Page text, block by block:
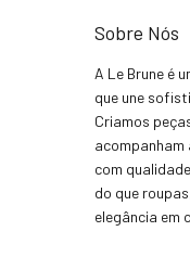
Sobre Nós
A Le Brune é
que une
Criamos
acompanham
com
do que
elegância em